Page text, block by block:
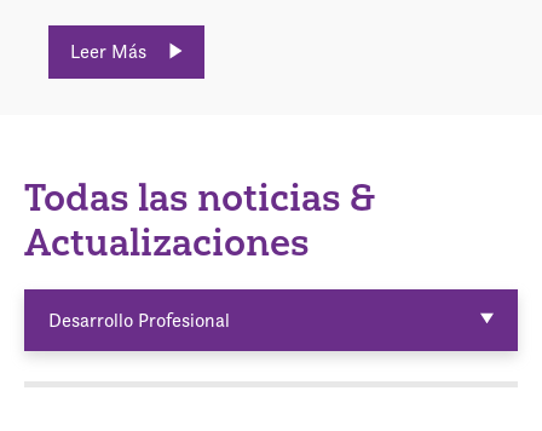
Leer Más
Todas las noticias &
Actualizaciones
Desarrollo Profesional